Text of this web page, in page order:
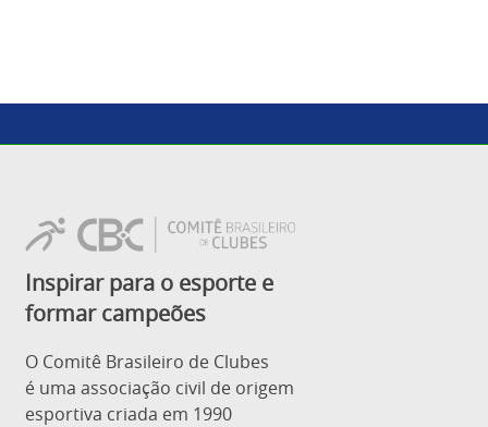
Inspirar para o esporte e
formar campeões
O Comitê Brasileiro de Clubes
é uma associação civil de origem
esportiva criada em 1990